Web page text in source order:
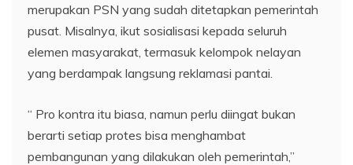
merupakan PSN yang sudah ditetapkan pemerintah
pusat. Misalnya, ikut sosialisasi kepada seluruh
elemen masyarakat, termasuk kelompok nelayan
yang berdampak langsung reklamasi pantai.
“ Pro kontra itu biasa, namun perlu diingat bukan
berarti setiap protes bisa menghambat
pembangunan yang dilakukan oleh pemerintah,”